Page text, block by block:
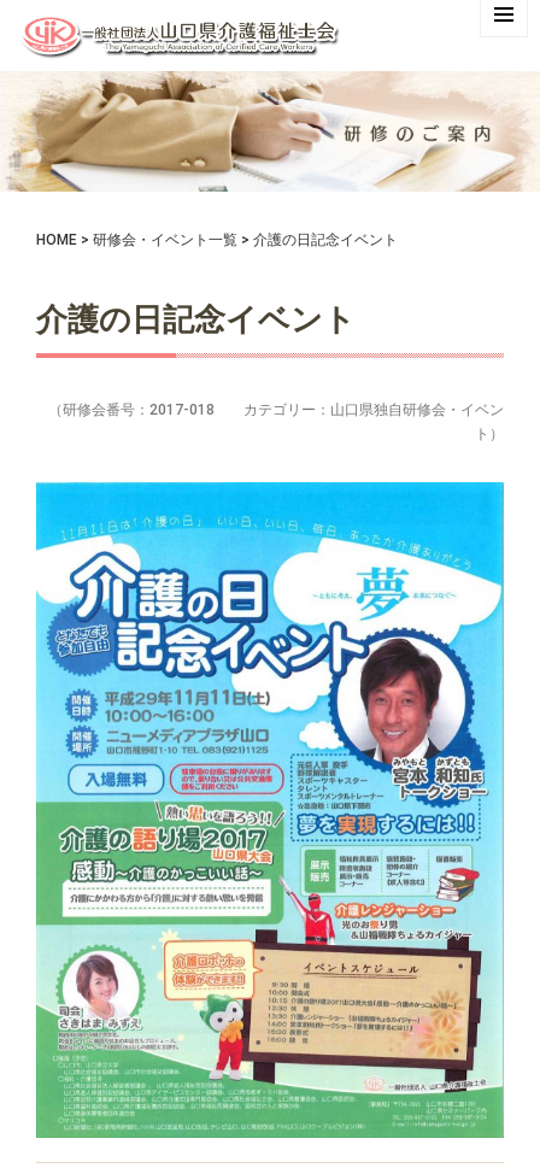
HOME > 研修会・イベント一覧 > 介護の日記念イベント
介護の日記念イベント
（研修会番号：2017-018 カテゴリー：山口県独自研修会・イベン
ト）